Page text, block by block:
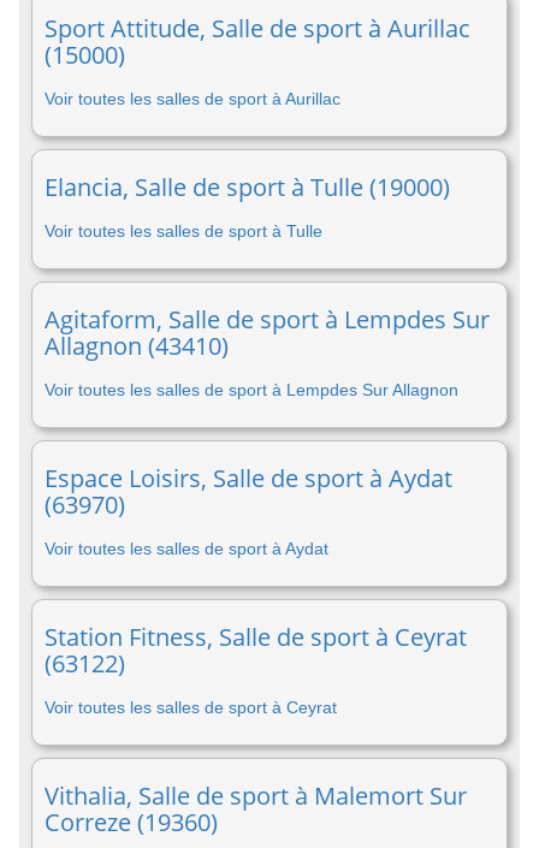
Sport Attitude, Salle de sport à Aurillac
(15000)
Voir toutes les salles de sport à Aurillac
Elancia, Salle de sport à Tulle (19000)
Voir toutes les salles de sport à Tulle
Agitaform, Salle de sport à Lempdes Sur
Allagnon (43410)
Voir toutes les salles de sport à Lempdes Sur Allagnon
Espace Loisirs, Salle de sport à Aydat
(63970)
Voir toutes les salles de sport à Aydat
Station Fitness, Salle de sport à Ceyrat
(63122)
Voir toutes les salles de sport à Ceyrat
Vithalia, Salle de sport à Malemort Sur
Correze (19360)